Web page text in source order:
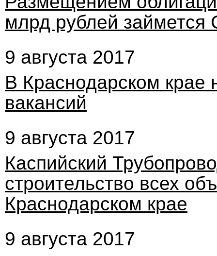
млрд рублей займется
9 августа 2017
В Краснодарском крае
вакансий
9 августа 2017
Каспийский
строительство всех
Краснодарском крае
9 августа 2017